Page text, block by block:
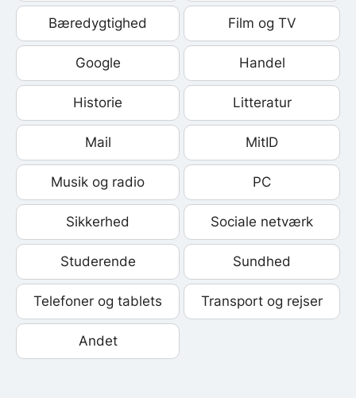
Bæredygtighed Film og TV
Google Handel
Historie Litteratur
Mail MitID
Musik og radio PC
Sikkerhed Sociale netværk
Studerende Sundhed
Telefoner og tablets Transport og rejser
Andet